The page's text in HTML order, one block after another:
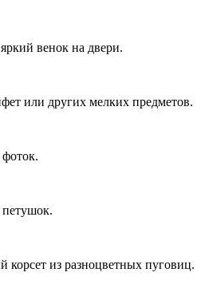
венок на двери.
или других мелких предметов.
петушок.
корсет из разноцветных пуговиц.